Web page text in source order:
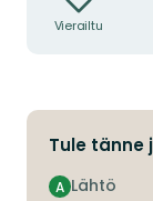
Vierailtu
Tule tänne
Lähtö
A